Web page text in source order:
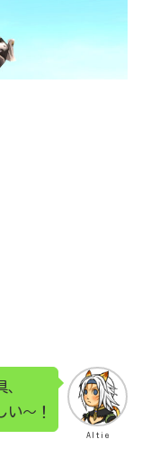
Altie
い～！